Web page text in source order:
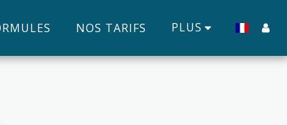
NOS TARIFS PLUS